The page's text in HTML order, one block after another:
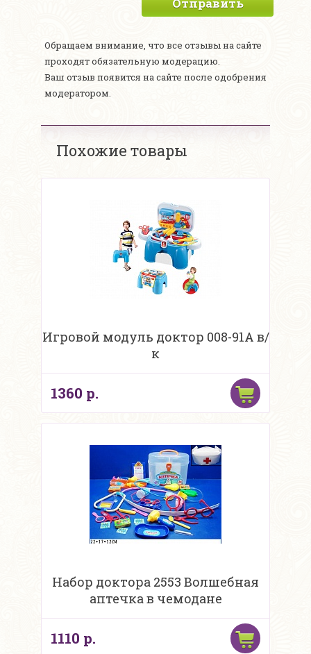
Отправить
Обращаем внимание, что все отзывы на сайте
проходят обязательную модерацию.
Ваш отзыв появится на сайте после одобрения
модератором.
Похожие товары
Игровой модуль доктор 008-91A в/
к
1360 р.
Набор доктора 2553 Волшебная
аптечка в чемодане
1110 р.